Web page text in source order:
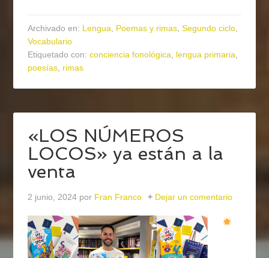
Archivado en: Lengua, Poemas y rimas,Segundo ciclo,
Vocabulario
Etiquetado con:conciencia fonológica, lengua primaria,
poesías, rimas
«LOS NÚMEROS
LOCOS» ya están a la
venta
2 junio, 2024 por Fran Franco Dejar un comentario